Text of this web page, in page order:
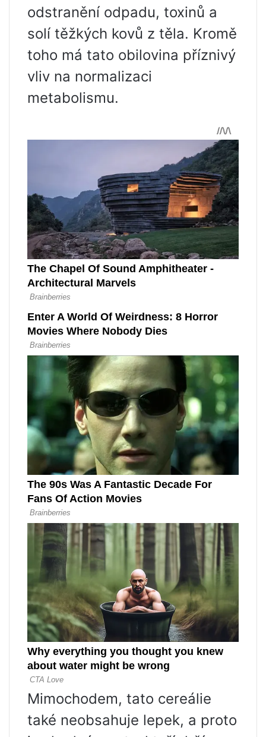
odstranění odpadu, toxinů a
solí těžkých kovů z těla. Kromě
toho má tato obilovina příznivý
vliv na normalizaci
metabolismu.
Mimochodem, tato cereálie
také neobsahuje lepek, a proto